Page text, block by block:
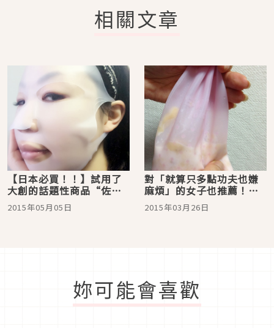
相關文章
【日本必買！！】試用了
大創的話題性商品“佐清
面罩” ！ 濕潤彈嫩的光滑
肌!! 大家也來用用看！
2015年05月05日
對「就算只多點功夫也嫌
麻煩」的女子也推薦！在
百元商店即可入手的「手
揉奶昔袋」的實力超強！
2015年03月26日
妳可能會喜歡